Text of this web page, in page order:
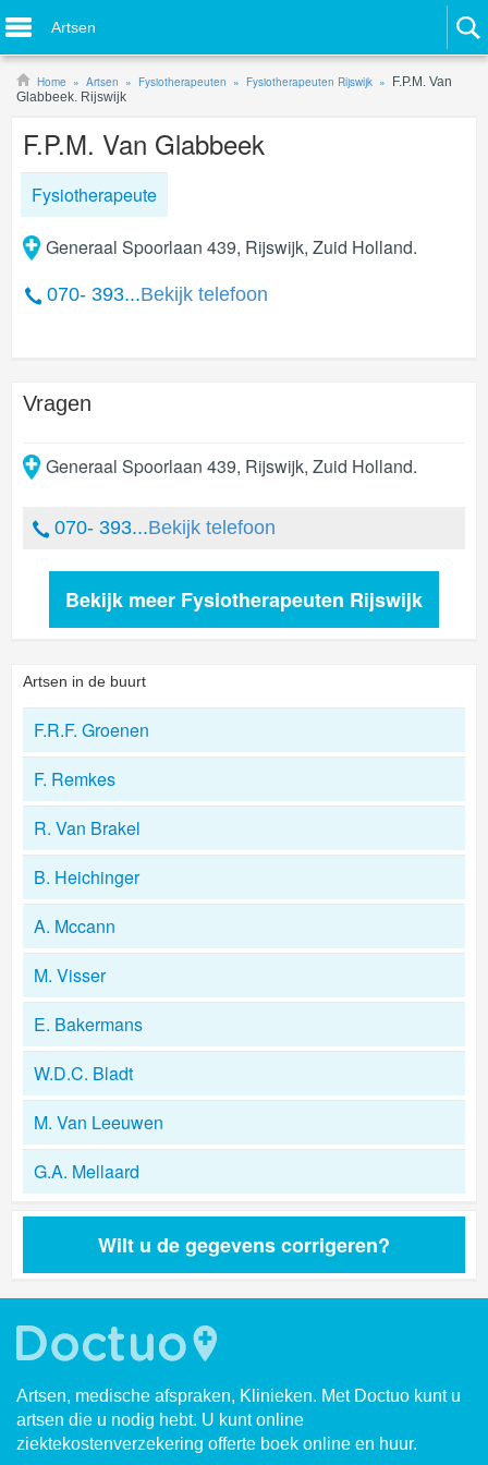
Artsen
Home Artsen Fysiotherapeuten Fysiotherapeuten Rijswijk
F.P.M. Van
Glabbeek. Rijswijk
F.P.M. Van Glabbeek
Fysiotherapeute
Generaal Spoorlaan 439, Rijswijk, Zuid Holland.
070- 393...Bekijk telefoon
Vragen
Generaal Spoorlaan 439, Rijswijk, Zuid Holland.
070- 393...Bekijk telefoon
Bekijk meer Fysiotherapeuten Rijswijk
Artsen in de buurt
F.R.F. Groenen
F. Remkes
R. Van Brakel
B. Heichinger
A. Mccann
M. Visser
E. Bakermans
W.D.C. Bladt
M. Van Leeuwen
G.A. Mellaard
Wilt u de gegevens corrigeren?
Artsen, medische afspraken, Klinieken. Met Doctuo kunt u
artsen die u nodig hebt. U kunt online
ziektekostenverzekering offerte boek online en huur.